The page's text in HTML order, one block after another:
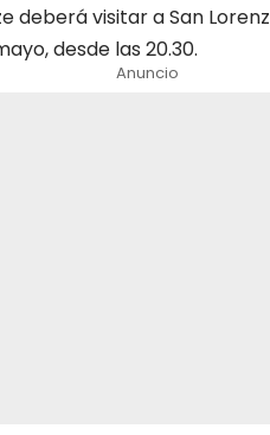
deberá visitar a San
desde las 20.30.
Anuncio